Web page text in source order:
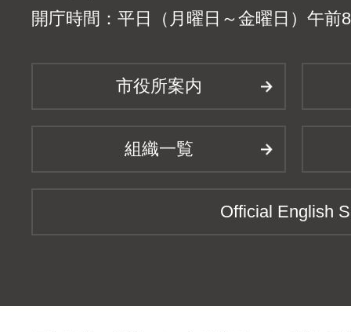
開庁時間：平日（月曜日～金曜日）午前
市役所案内
組織一覧
Official English